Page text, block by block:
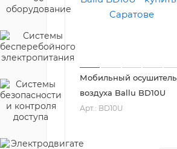
Мобильный осушитель
воздуха Ballu BD10U
Арт.: BD10U